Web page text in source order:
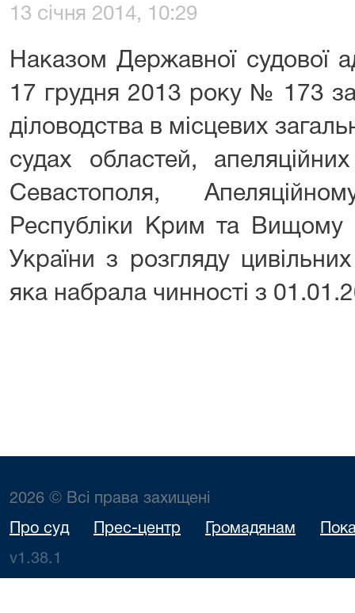
13 січня 2014, 10:29
Наказом Державної судової
17 грудня 2013 року № 173
діловодства в місцевих
судах областей,
Севастополя,
Республіки Крим та Вищому
України з розгляду
яка набрала чинності з
2026 © Всі права захищені
Про суд Прес-центр Громадянам
v1.38.1